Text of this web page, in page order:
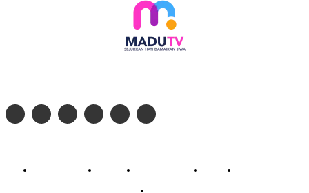
Profil Madu TV Redaksi Pedoman Siber Kontak